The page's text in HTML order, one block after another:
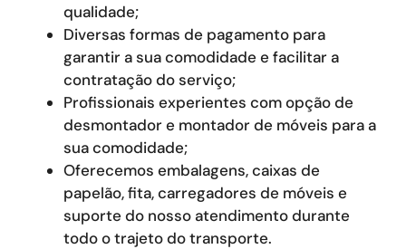
qualidade;
Diversas formas de pagamento para
garantir a sua comodidade e facilitar a
contratação do serviço;
Profissionais experientes com opção de
desmontador e montador de móveis para a
sua comodidade;
Oferecemos embalagens, caixas de
papelão, fita, carregadores de móveis e
suporte do nosso atendimento durante
todo o trajeto do transporte.